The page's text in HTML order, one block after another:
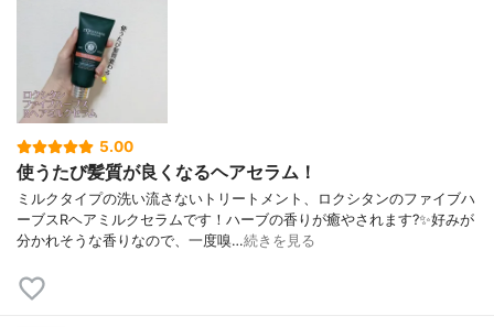
5.00
使うたび髪質が良くなるヘアセラム！
ミルクタイプの洗い流さないトリートメント、ロクシタンのファイブハ
ーブスRヘアミルクセラムです！ハーブの香りが癒やされます?✨好みが
分かれそうな香りなので、一度嗅…続きを見る